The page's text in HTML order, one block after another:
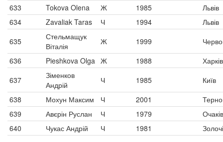
633
Tokova Olena Ж 1985
Львів
634
Zavaliak Taras Ч 1994
Львів
635
Стельмащук
Віталія
Ж 1999
636
Pieshkova Olga Ж 1988
Харків
637
Зіменков
Андрій
Ч 1985
Київ
638
Мохун Максим Ч 2001
639
Авєрін Руслан Ч 1979
Очаків
640
Чукас Андрій Ч 1981